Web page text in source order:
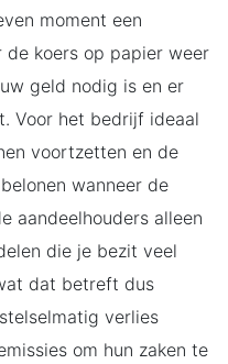
moment een
koers op papier weer
geld nodig is en er
Voor het bedrijf ideaal
voortzetten en de
wanneer de
aandeelhouders alleen
die je bezit veel
dat betreft dus
verlies
om hun zaken te